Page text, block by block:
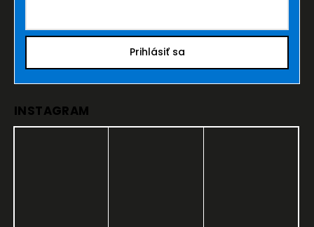
Prihlásiť sa
INSTAGRAM